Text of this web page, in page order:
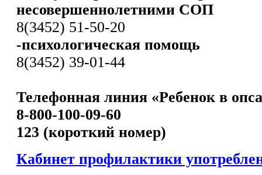
несовершеннолетними СОП
8(3452) 51-50-20
-психологическая помощь
8(3452) 39-01-44
Телефонная линия «Ребенок в
8-800-100-09-60
123 (короткий номер)
Кабинет профилактики